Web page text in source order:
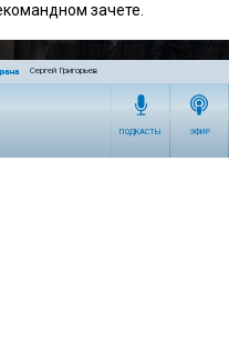
Сергей Григорьев
ПОДКАСТЫ ЭФИР
зачете.